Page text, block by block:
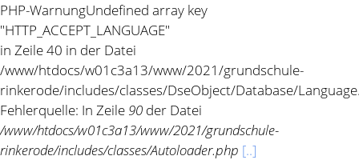
PHP-WarnungUndefined array key
"HTTP_ACCEPT_LANGUAGE"
in Zeile 40 in der Datei
/www/htdocs/w01c3a13/www/2021/grundschule-
rinkerode/includes/classes/DseObject/Database/
Fehlerquelle: In Zeile 90 der Datei
/www/htdocs/w01c3a13/www/2021/grundschule-
rinkerode/includes/classes/Autoloader.php [..]